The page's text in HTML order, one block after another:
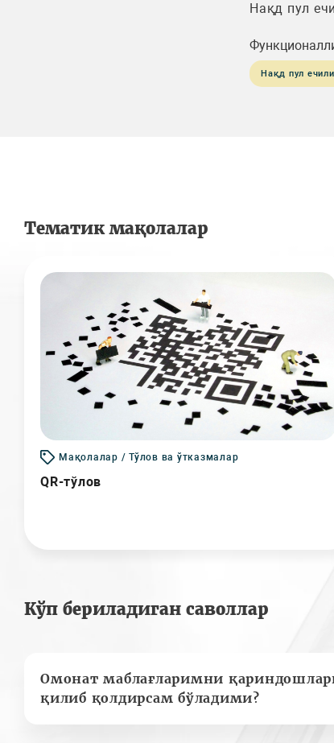
Нақд пул
Нақд пул
Тематик мақолалар
Мақолалар / Тўлов ва ўтказмалар
QR-тўлов
Кўп бериладиган саволлар
Омонат маблағларимни
қилиб қолдирсам бўладими?